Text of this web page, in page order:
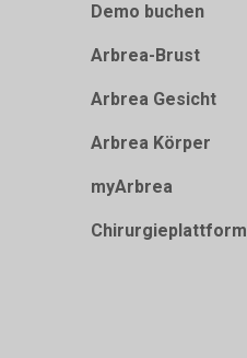
Demo buchen
Arbrea-Brust
Arbrea Gesicht
Arbrea Körper
myArbrea
Chirurgieplattform